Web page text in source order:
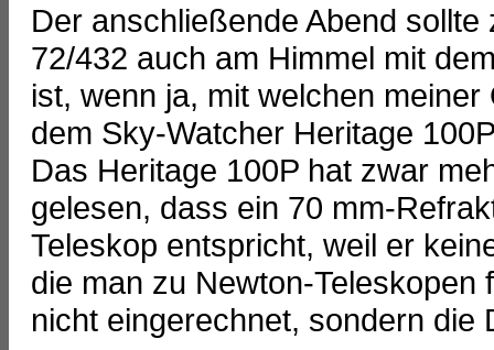
Der anschließende Abend
72/432 auch am Himmel mit
ist, wenn ja, mit welchen
dem Sky-Watcher Heritage
Das Heritage 100P hat zwar
gelesen, dass ein 70 mm-
Teleskop entspricht, weil er
die man zu Newton-
nicht eingerechnet, sondern die